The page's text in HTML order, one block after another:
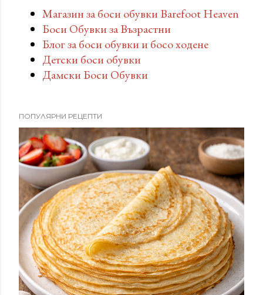
Магазин за боси обувки Barefoot Heaven
Боси Обувки за Възрастни
Блог за боси обувки и босо ходене
Детски боси обувки
Дамски Боси Обувки
ПОПУЛЯРНИ РЕЦЕПТИ